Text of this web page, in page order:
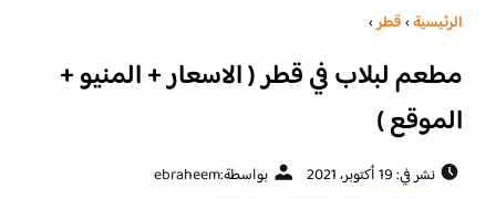
الرئيسية›قطر›
مطعم لبلاب في قطر ( الاسعار + المنيو +
الموقع )
نشر في: 19 أكتوبر، 2021 بواسطة:ebraheem